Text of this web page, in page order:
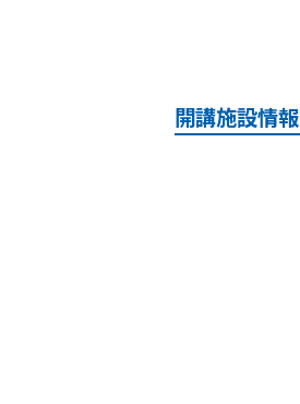
開講施設情報